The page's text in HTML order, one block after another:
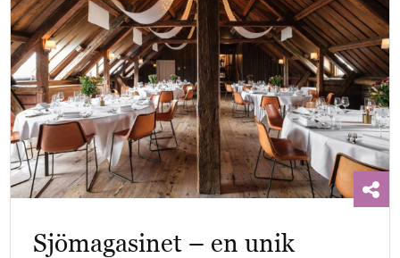
Sjömagasinet – en unik